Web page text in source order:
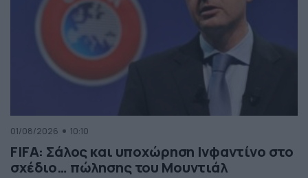
01/08/2026 10:10
FIFA: Σάλος και υποχώρηση Ινφαντίνο στο
σχέδιο… πώλησης του Μουντιάλ